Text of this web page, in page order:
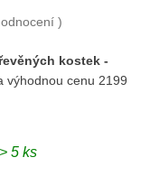
)
kostek -
výhodnou cenu 2199
5 ks